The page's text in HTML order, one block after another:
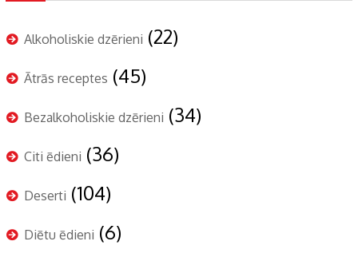
Alkoholiskie dzērieni (22)
Ātrās receptes (45)
Bezalkoholiskie dzērieni (34)
Citi ēdieni (36)
Deserti (104)
Diētu ēdieni (6)